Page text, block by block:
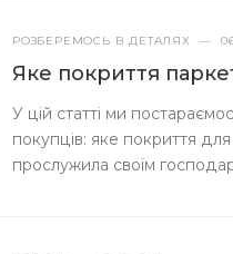
РОЗБЕРЕМОСЬ В ДЕТАЛЯХ —
Яке покриття
У цій статті ми
покупців: яке покриття
прослужила своїм